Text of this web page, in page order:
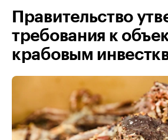
Правительство
требования к
крабовым